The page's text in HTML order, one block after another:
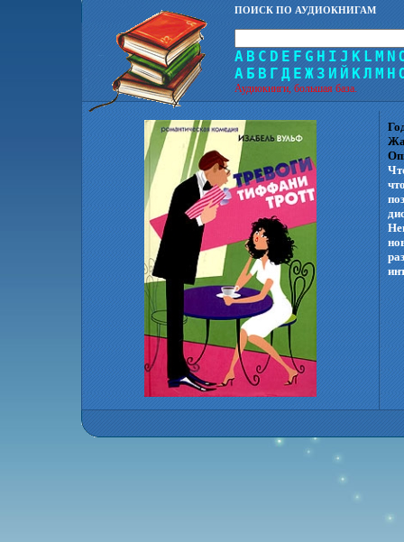
ПОИСК ПО АУДИОКНИГАМ
A B C D E F G H I J K L M N
А Б В Г Д Е Ж З И Й КЛ М Н
Аудиокниги, большая база.